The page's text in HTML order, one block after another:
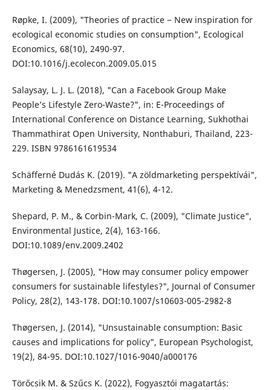
Røpke, I. (2009), "Theories of practice − New inspiration for
ecological economic studies on consumption", Ecological
Economics, 68(10), 2490-97.
DOI:10.1016/j.ecolecon.2009.05.015
Salaysay, L. J. L. (2018), "Can a Facebook Group Make
People’s Lifestyle Zero-Waste?", in: E-Proceedings of
International Conference on Distance Learning, Sukhothai
Thammathirat Open University, Nonthaburi, Thailand, 223-
229. ISBN 9786161619534
Schäfferné Dudás K. (2019). "A zöldmarketing perspektívái",
Marketing & Menedzsment, 41(6), 4-12.
Shepard, P. M., & Corbin-Mark, C. (2009), "Climate Justice",
Environmental Justice, 2(4), 163-166.
DOI:10.1089/env.2009.2402
Thøgersen, J. (2005), "How may consumer policy empower
consumers for sustainable lifestyles?", Journal of Consumer
Policy, 28(2), 143-178. DOI:10.1007/s10603-005-2982-8
Thøgersen, J. (2014), "Unsustainable consumption: Basic
causes and implications for policy", European Psychologist,
19(2), 84-95. DOI:10.1027/1016-9040/a000176
Törőcsik M. & Szűcs K. (2022), Fogyasztói magatartás: